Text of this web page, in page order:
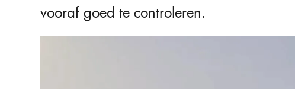
vooraf goed te controleren.